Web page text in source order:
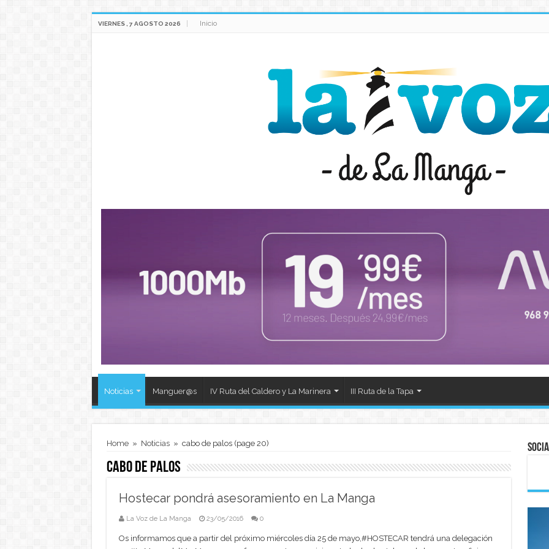
VIERNES , 7 AGOSTO 2026 Inicio
Noticias Manguer@s IV Ruta del Caldero y La Marinera III Ruta de la Tapa
Home » Noticias » cabo de palos(page 20)
cabo de palos
Hostecar pondrá asesoramiento en La Manga
La Voz de La Manga 23/05/2016 0
Os informamos que a partir del próximo miércoles día 25 de mayo,‪#‎HOSTECAR‬ tendrá una delegación